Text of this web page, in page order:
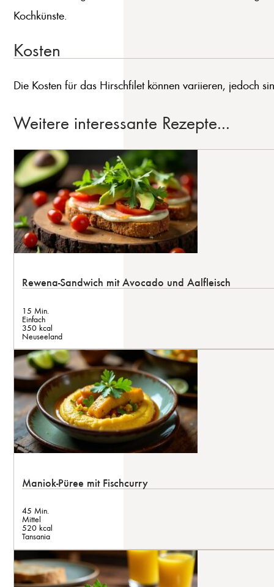
Kochkünste.
Kosten
Die Kosten für das Hirschfilet können variieren, jedoch
Weitere interessante Rezepte...
Rewena-Sandwich mit Avocado und Aalfleisch
15 Min.
Einfach
350 kcal
Neuseeland
Maniok-Püree mit Fischcurry
45 Min.
Mittel
520 kcal
Tansania